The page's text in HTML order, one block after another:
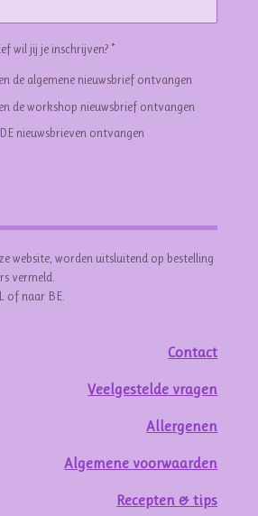
wil jij je inschrijven? *
de algemene nieuwsbrief ontvangen
de workshop nieuwsbrief ontvangen
nieuwsbrieven ontvangen
website, worden uitsluitend op bestelling
vermeld.
of naar BE.
Contact
Veelgestelde vragen
Allergenen
Algemene voorwaarden
Recepten & tips